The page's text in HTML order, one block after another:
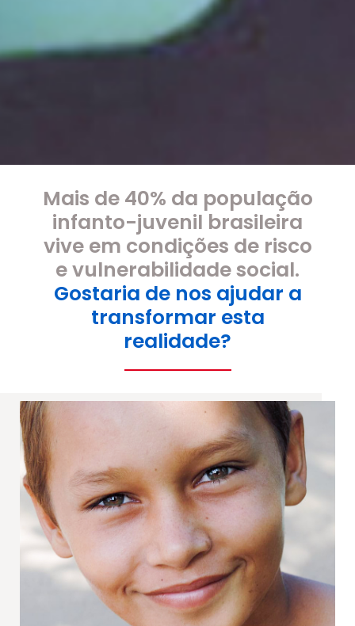
Mais de 40% da população
infanto-juvenil brasileira
vive em condições de risco
e vulnerabilidade social.
Gostaria de nos ajudar a
transformar esta
realidade?